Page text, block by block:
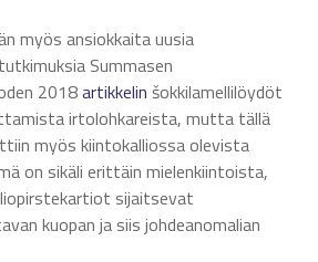
myös ansiokkaita uusia
Summasen
2018artikkelin šokkilamellilöydöt
irtolohkareista, mutta tällä
myös kiintokalliossa olevista
on sikäli erittäin mielenkiintoista,
sijaitsevat
kuopan ja siis johdeanomalian